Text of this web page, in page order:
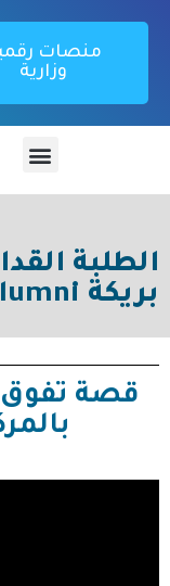
منصات
وزارية
الطلبة
بريكة Alumni
قصة تفوق